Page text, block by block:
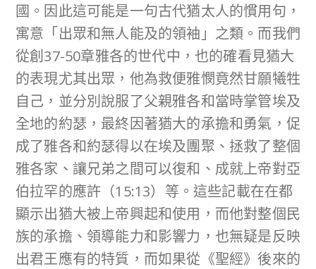
國。因此這可能是一句古代猶太人的慣用句，
寓意「出眾和無人能及的領袖」之類。而我們
從創37-50章雅各的世代中，也的確看見猶大
的表現尤其出眾，他為救便雅憫竟然甘願犧牲
自己，並分別說服了父親雅各和當時掌管埃及
全地的約瑟，最終因著猶大的承擔和勇氣，促
成了雅各和約瑟得以在埃及團聚、拯救了整個
雅各家、讓兄弟之間可以復和、成就上帝對亞
伯拉罕的應許（15:13）等。這些記載在在都
顯示出猶大被上帝興起和使用，而他對整個民
族的承擔、領導能力和影響力，也無疑是反映
出君王應有的特質，而如果從《聖經》後來的